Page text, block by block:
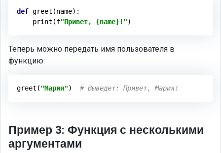
def greet (name) :
    print(f
"Привет, {name}!"
Теперь можно передать имя пользователя в
функцию:
greet("Мария") # Выведет: Привет, Мария!
Пример 3: Функция с несколькими
аргументами